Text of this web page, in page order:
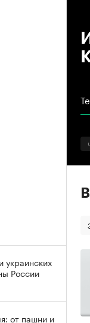
украинских
России
от пашни и